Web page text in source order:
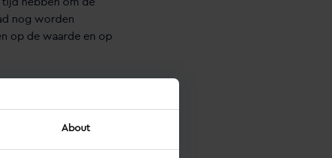
About
nog worden
op de waarde en op
Voor de collega’s